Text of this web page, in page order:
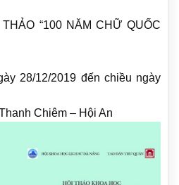
“100 NĂM CHỮ QUỐC
28/12/2019 đến chiều ngày
Chiêm – Hội An